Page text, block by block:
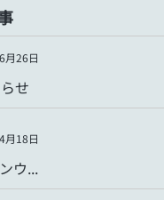
月26日
せ
月18日
ウ...